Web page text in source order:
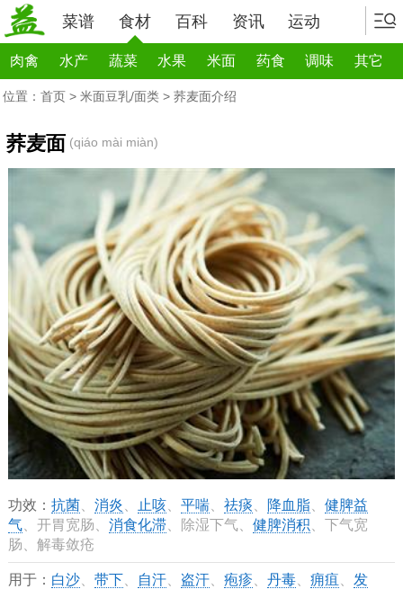
菜谱 食材 百科 资讯 运动
肉禽 水产 蔬菜 水果 米面 药食 调味 其它
位置： 首页 > 米面豆乳/面类 > 荞麦面介绍
荞麦面 (qiáo mài miàn)
功效： 抗菌、 消炎、 止咳、 平喘、 祛痰、 降血脂、 健脾益
气、开胃宽肠、 消食化滞、除湿下气、 健脾消积、下气宽
肠、解毒敛疮
用于： 白沙、 带下 、 自汗、 盗汗、 疱疹、 丹毒、 痈疽、 发